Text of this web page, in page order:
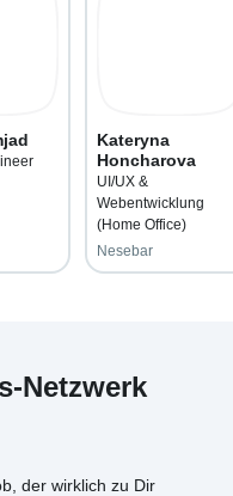
Kateryna
Honcharova
UI/UX &
Webentwicklung
(Home Office)
Nesebar
Netzwerk
der wirklich zu Dir